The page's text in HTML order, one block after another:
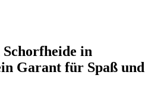
in
Garant für Spaß und